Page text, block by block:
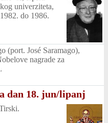
univerziteta,
do 1986.
(port. José Saramago),
nagrade za
dan 18. jun/lipanj